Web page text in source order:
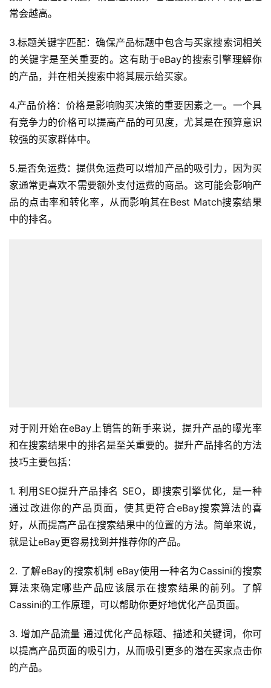
全
球
店
跨
境
科
社
营
销
常会越高。
3.标题关键字匹配：确保产品标题中包含与买家搜索词相关
的关键字是至关重要的。这有助于eBay的搜索引擎理解你
的产品，并在相关搜索中将其展示给买家。
4.产品价格：价格是影响购买决策的重要因素之一。一个具
有竞争力的价格可以提高产品的可见度，尤其是在预算意识
较强的买家群体中。
5.是否免运费：提供免运费可以增加产品的吸引力，因为买
家通常更喜欢不需要额外支付运费的商品。这可能会影响产
品的点击率和转化率，从而影响其在Best Match搜索结果
中的排名。
对于刚开始在eBay上销售的新手来说，提升产品的曝光率
和在搜索结果中的排名是至关重要的。提升产品排名的方法
技巧主要包括：
1. 利用SEO提升产品排名 SEO，即搜索引擎优化，是一种
通过改进你的产品页面，使其更符合eBay搜索算法的喜
好，从而提高产品在搜索结果中的位置的方法。简单来说，
就是让eBay更容易找到并推荐你的产品。
2. 了解eBay的搜索机制 eBay使用一种名为Cassini的搜索
算法来确定哪些产品应该展示在搜索结果的前列。了解
Cassini的工作原理，可以帮助你更好地优化产品页面。
3. 增加产品流量 通过优化产品标题、描述和关键词，你可
以提高产品页面的吸引力，从而吸引更多的潜在买家点击你
的产品。